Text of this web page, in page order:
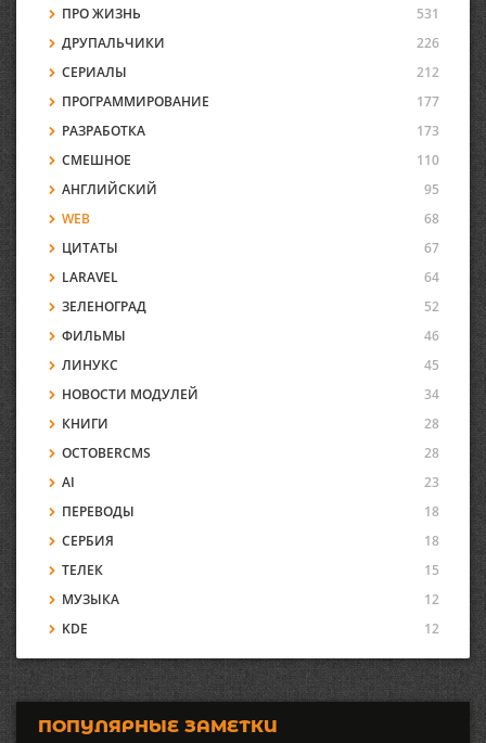
ПРО ЖИЗНЬ
531
ДРУПАЛЬЧИКИ
226
СЕРИАЛЫ
212
ПРОГРАММИРОВАНИЕ
177
РАЗРАБОТКА
173
СМЕШНОЕ
110
АНГЛИЙСКИЙ
95
WEB
68
ЦИТАТЫ
67
LARAVEL
64
ЗЕЛЕНОГРАД
52
ФИЛЬМЫ
46
ЛИНУКС
45
НОВОСТИ МОДУЛЕЙ
34
КНИГИ
28
OCTOBERCMS
28
AI
23
ПЕРЕВОДЫ
18
СЕРБИЯ
18
ТЕЛЕК
15
МУЗЫКА
12
KDE
12
ПОПУЛЯРНЫЕ ЗАМЕТКИ